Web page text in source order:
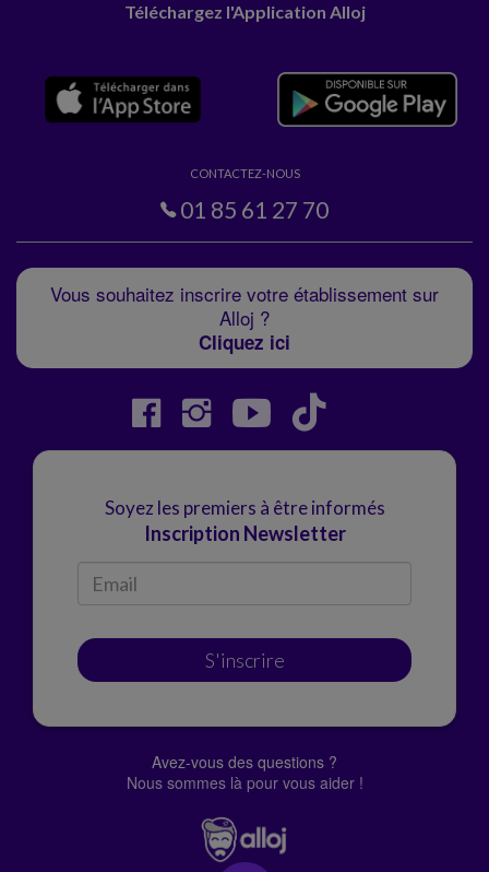
Téléchargez l'Application Alloj
CONTACTEZ-NOUS
01 85 61 27 70
Vous souhaitez inscrire votre établissement sur
Alloj ?
Cliquez ici
Soyez les premiers à être informés
Inscription Newsletter
S'inscrire
Avez-vous des questions ?
Nous sommes là pour vous aider !